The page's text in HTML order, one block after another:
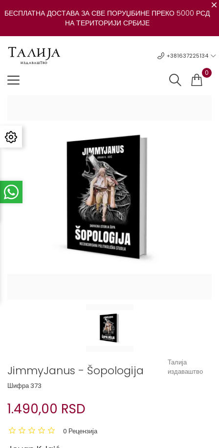
БЕСПЛАТНА ДОСТАВА ЗА СВЕ ПОРУЏБИНЕ ПРЕКО 5000 РСД
НА ТЕРИТОРИЈИ СРБИЈЕ
+381637225134
0
JimmyJanus - Šopologija
Шифра 373
1.490,00 RSD
0 Рецензија
Талија
издаваштво